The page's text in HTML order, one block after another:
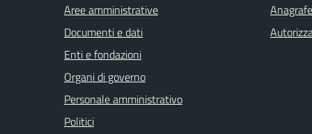
Aree amministrative
Documenti e dati
Enti e fondazioni
Organi di governo
Personale amministrativo
Politici